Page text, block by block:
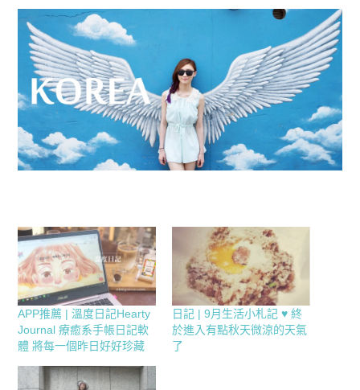
APP推薦 | 溫度日記Hearty
Journal 療癒系手帳日記軟
體 將每一個昨日好好珍藏
日記 | 9月生活小札記 ♥ 終
於進入有點秋天微涼的天氣
了